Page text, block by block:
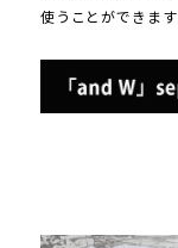
使うことができます